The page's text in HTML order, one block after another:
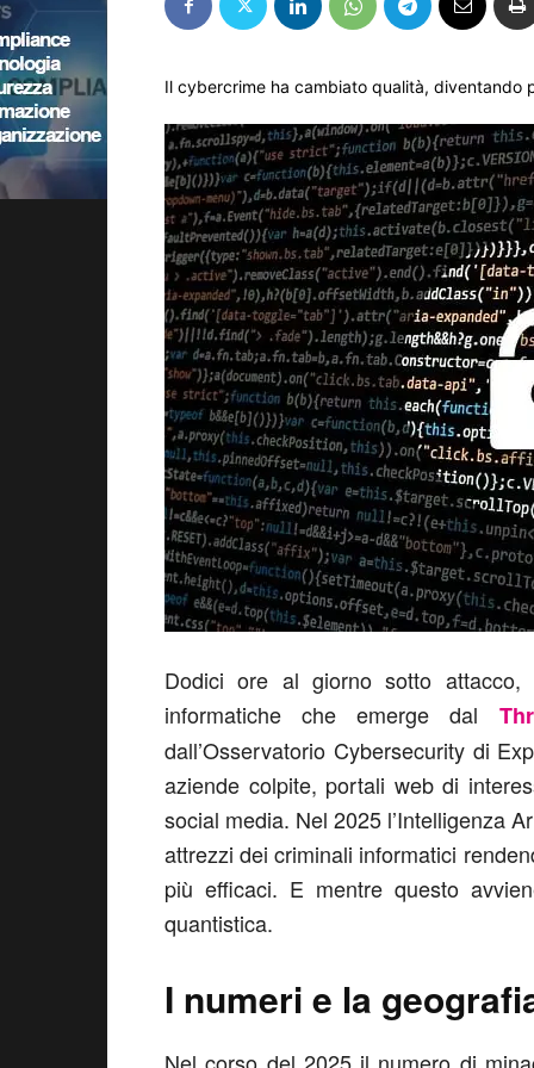
Il cybercrime ha cambiato qualità,
Dodici ore al giorno sotto
informatiche che emerge dal
dall’Osservatorio Cybersecurity di
aziende colpite, portali web di
social media. Nel 2025 l’Intelligenza
attrezzi dei criminali informatici
più efficaci. E mentre questo
quantistica.
I numeri e la